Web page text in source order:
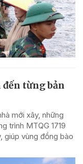
từng bản
mới xây, những
trình MTQG 1719
giúp vùng đồng bào